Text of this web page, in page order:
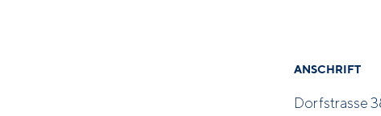
ANSCHRIFT
Dorfstrasse